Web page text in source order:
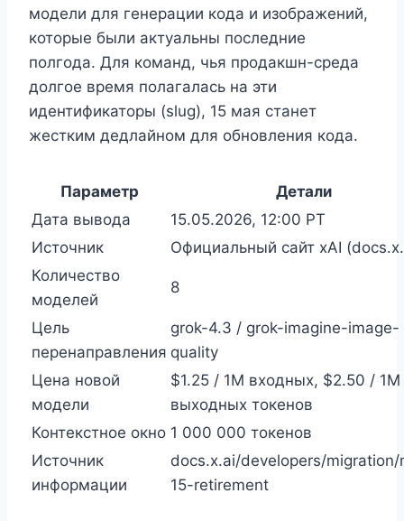
модели для генерации кода и изображений,
которые были актуальны последние
полгода. Для команд, чья продакшн-среда
долгое время полагалась на эти
идентификаторы (slug), 15 мая станет
жестким дедлайном для обновления кода.
Параметр
Детали
Дата вывода
15.05.2026, 12:00 PT
Источник
Официальный сайт xAI
Количество
моделей
8
Цель
перенаправления
grok-4.3 / grok-imagine-image-
quality
Цена новой
модели
$1.25 / 1M входных, $2.50 / 1M
выходных токенов
Контекстное окно 1 000 000 токенов
Источник
информации
docs.x.ai/developers/
15-retirement